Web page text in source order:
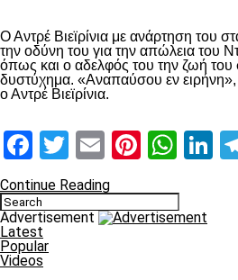
Ο Αντρέ Βιεϊρίνια με ανάρτηση του
την οδύνη του για την απώλεια του
όπως και ο αδελφός του την ζωή του
δυστύχημα. «Αναπαύσου εν
ο Αντρέ Βιεϊρίνια.
Facebook
Twitter
Email
Continue Reading
Advertisement
Latest
Popular
Videos